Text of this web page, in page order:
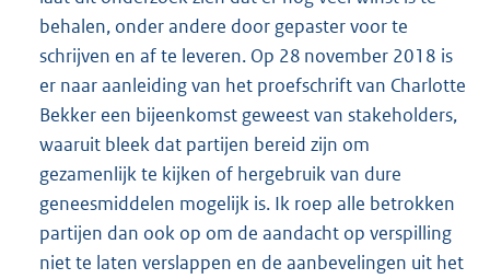
behalen, onder andere door gepaster voor te
schrijven en af te leveren. Op 28 november 2018 is
er naar aanleiding van het proefschrift van Charlotte
Bekker een bijeenkomst geweest van stakeholders,
waaruit bleek dat partijen bereid zijn om
gezamenlijk te kijken of hergebruik van dure
geneesmiddelen mogelijk is. Ik roep alle betrokken
partijen dan ook op om de aandacht op verspilling
niet te laten verslappen en de aanbevelingen uit het